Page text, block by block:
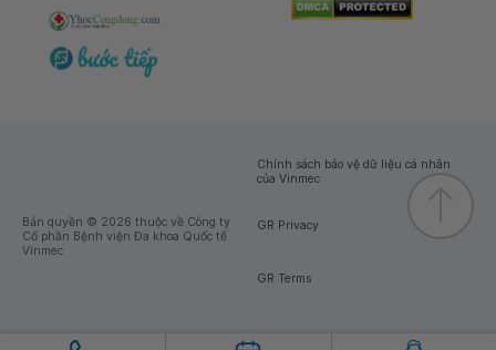
Bản quyền © 2026 thuộc về Công ty
Cổ phần Bệnh viện Đa khoa Quốc tế
Vinmec
Chính sách bảo vệ dữ liệu cá nhân
của Vinmec
GR Privacy
GR Terms